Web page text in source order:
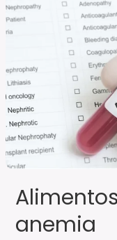
anemia
para